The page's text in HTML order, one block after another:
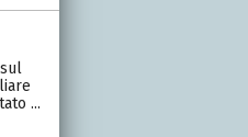
...